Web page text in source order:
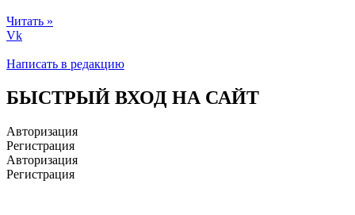
Читать »
Vk
Написать в редакцию
БЫСТРЫЙ ВХОД НА САЙТ
Авторизация
Регистрация
Авторизация
Регистрация